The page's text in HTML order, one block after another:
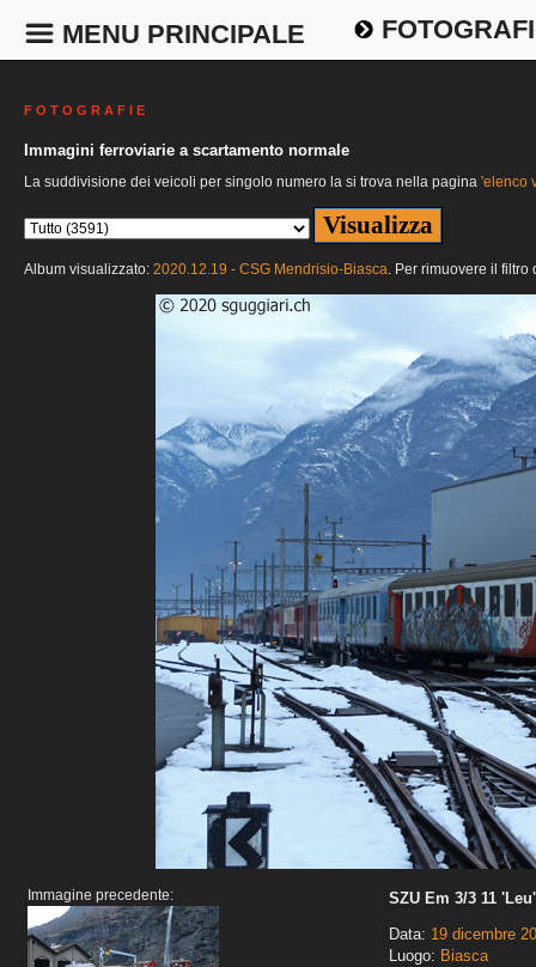
MENU PRINCIPALE
F O T O G R A F I E
Immagini ferroviarie a scartamento normale
La suddivisione dei veicoli per singolo numero la si trova nella pagina 'elenco
Album visualizzato: 2020.12.19 - CSG Mendrisio-Biasca. Per rimuovere il
Immagine precedente:
SZU Em 3/3 11 'Leu'
Data: 19 dicembre
Luogo: Biasca